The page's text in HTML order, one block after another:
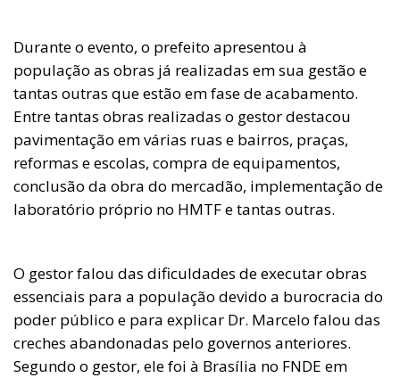
Durante o evento, o prefeito apresentou à
população as obras já realizadas em sua gestão e
tantas outras que estão em fase de acabamento.
Entre tantas obras realizadas o gestor destacou
pavimentação em várias ruas e bairros, praças,
reformas e escolas, compra de equipamentos,
conclusão da obra do mercadão, implementação de
laboratório próprio no HMTF e tantas outras.
O gestor falou das dificuldades de executar obras
essenciais para a população devido a burocracia do
poder público e para explicar Dr. Marcelo falou das
creches abandonadas pelo governos anteriores.
Segundo o gestor, ele foi à Brasília no FNDE em